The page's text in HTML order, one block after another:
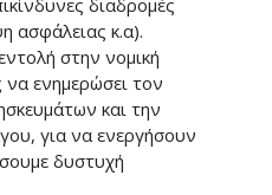
διαδρομές
ασφάλειας κ.α).
στην νομική
ενημερώσει τον
και την
για να ενεργήσουν
δυστυχή